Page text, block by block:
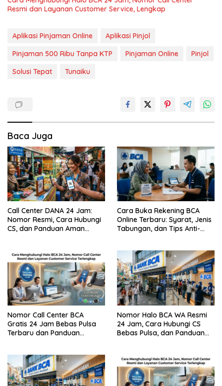
Resmi dan Layanan Customer Service, Lengkap
Aplikasi Pinjaman Online
Aplikasi Pinjol
Pinjaman 500 Ribu Tanpa KTP
Pinjaman Online
Pinjol
Solusi Tepat
Tunaiku
Baca Juga
Call Center DANA 24 Jam:
Nomor Resmi, Cara Hubungi
CS, dan Panduan Aman
Cara Buka Rekening BCA
Online Terbaru: Syarat, Jenis
Tabungan, dan Tips Anti-
Nomor Call Center BCA
Gratis 24 Jam Bebas Pulsa
Terbaru dan Panduan
Nomor Halo BCA WA Resmi
24 Jam, Cara Hubungi CS
Bebas Pulsa, dan Panduan